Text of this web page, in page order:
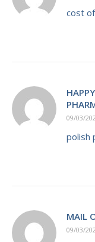
cost
09/03/
polish
MAIL
09/03/